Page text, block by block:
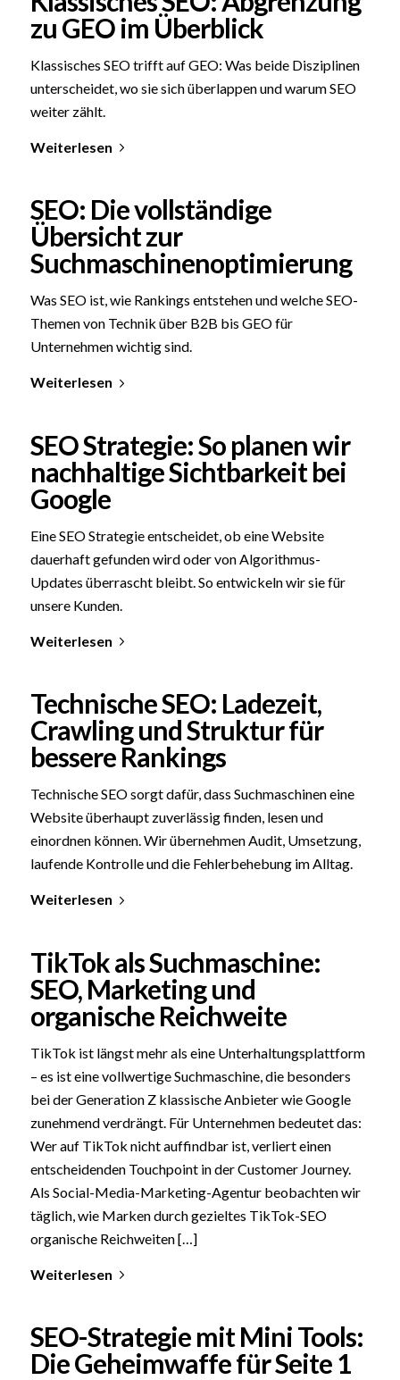
zu GEO im Überblick
Klassisches SEO trifft auf GEO: Was beide Disziplinen
unterscheidet, wo sie sich überlappen und warum SEO
weiter zählt.
Weiterlesen
SEO: Die vollständige
Übersicht zur
Suchmaschinenoptimierung
Was SEO ist, wie Rankings entstehen und welche SEO-
Themen von Technik über B2B bis GEO für
Unternehmen wichtig sind.
Weiterlesen
SEO Strategie: So planen wir
nachhaltige Sichtbarkeit bei
Google
Eine SEO Strategie entscheidet, ob eine Website
dauerhaft gefunden wird oder von Algorithmus-
Updates überrascht bleibt. So entwickeln wir sie für
unsere Kunden.
Weiterlesen
Technische SEO: Ladezeit,
Crawling und Struktur für
bessere Rankings
Technische SEO sorgt dafür, dass Suchmaschinen eine
Website überhaupt zuverlässig finden, lesen und
einordnen können. Wir übernehmen Audit, Umsetzung,
laufende Kontrolle und die Fehlerbehebung im Alltag.
Weiterlesen
TikTok als Suchmaschine:
SEO, Marketing und
organische Reichweite
TikTok ist längst mehr als eine Unterhaltungsplattform
– es ist eine vollwertige Suchmaschine, die besonders
bei der Generation Z klassische Anbieter wie Google
zunehmend verdrängt. Für Unternehmen bedeutet das:
Wer auf TikTok nicht auffindbar ist, verliert einen
entscheidenden Touchpoint in der Customer Journey.
Als Social-Media-Marketing-Agentur beobachten wir
täglich, wie Marken durch gezieltes TikTok-SEO
organische Reichweiten […]
Weiterlesen
SEO-Strategie mit Mini Tools:
Die Geheimwaffe für Seite 1